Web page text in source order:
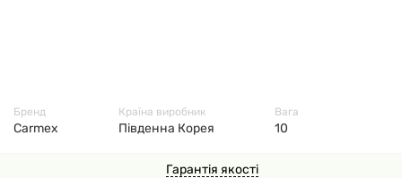
Гарантія якості
Бренд
Carmex
Країна виробник
Південна Корея
Вага
10